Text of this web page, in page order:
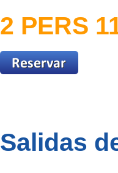
2 PERS
Salidas